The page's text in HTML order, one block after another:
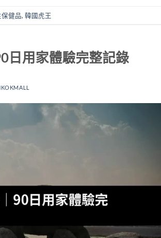
保健品, 韓國虎王
日用家體驗完整記錄